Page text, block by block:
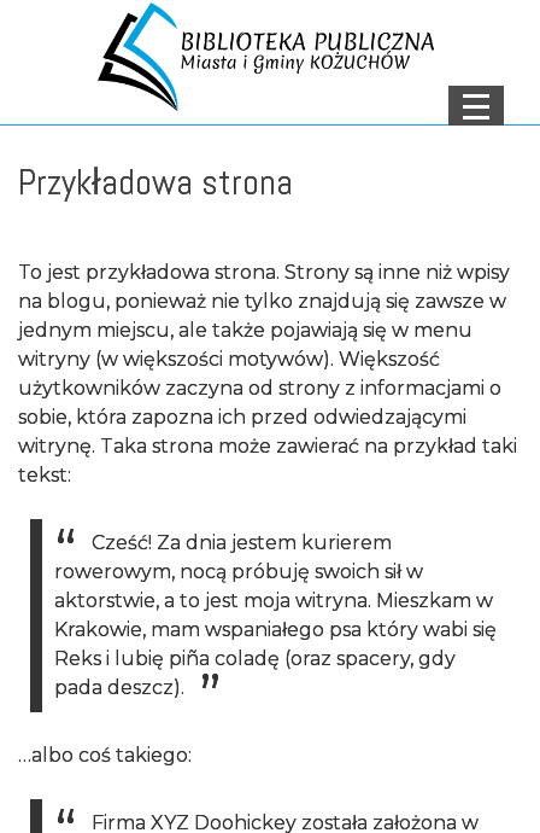
Menu
O NAS
DOSTĘPNOŚCI
OCHRONA DANYCH
OSOBOWYCH
NASZE FILIE
RODO
Przykładowa strona
To jest przykładowa strona. Strony są inne niż wpisy
na blogu, ponieważ nie tylko znajdują się zawsze w
jednym miejscu, ale także pojawiają się w menu
witryny (w większości motywów). Większość
użytkowników zaczyna od strony z informacjami o
sobie, która zapozna ich przed odwiedzającymi
witrynę. Taka strona może zawierać na przykład taki
tekst:
Cześć! Za dnia jestem kurierem
rowerowym, nocą próbuję swoich sił w
aktorstwie, a to jest moja witryna. Mieszkam w
Krakowie, mam wspaniałego psa który wabi się
Reks i lubię piña coladę (oraz spacery, gdy
pada deszcz).
…albo coś takiego:
Firma XYZ Doohickey została założona w